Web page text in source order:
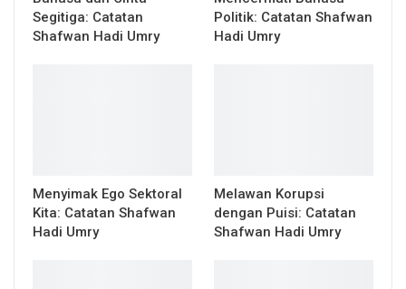
Segitiga: Catatan
Shafwan Hadi Umry
Politik: Catatan Shafwan
Hadi Umry
Menyimak Ego Sektoral
Kita: Catatan Shafwan
Hadi Umry
Melawan Korupsi
dengan Puisi: Catatan
Shafwan Hadi Umry